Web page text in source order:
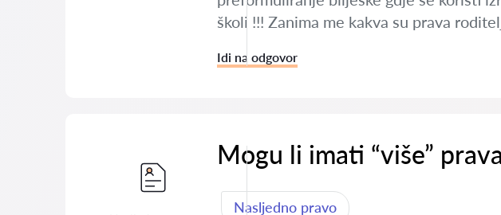
školi !!! Zanima me kakva su prava
Idi na odgovor
Mogu li imati “više”
Nasljedno pravo